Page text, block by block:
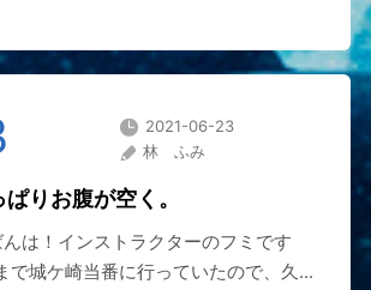
2021-06-23
林 ふみ
りお腹が空く。
は！インストラクターのフミです
で城ケ崎当番に行っていたので、久...